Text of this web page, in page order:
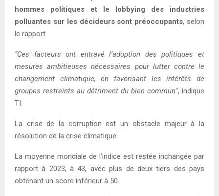
hommes politiques et le lobbying des industries
polluantes sur les décideurs sont préoccupants, selon
le rapport.
“Ces facteurs ont entravé l’adoption des politiques et
mesures ambitieuses nécessaires pour lutter contre le
changement climatique, en favorisant les intérêts de
groupes restreints au détriment du bien commun“, indique
TI.
La crise de la corruption est un obstacle majeur à la
résolution de la crise climatique.
La moyenne mondiale de l’indice est restée inchangée par
rapport à 2023, à 43, avec plus de deux tiers des pays
obtenant un score inférieur à 50.